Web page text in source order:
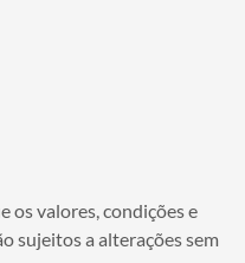
os valores, condições e
sujeitos a alterações sem